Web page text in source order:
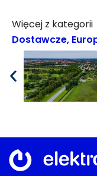
Więcej z kategorii
Dostawcze,